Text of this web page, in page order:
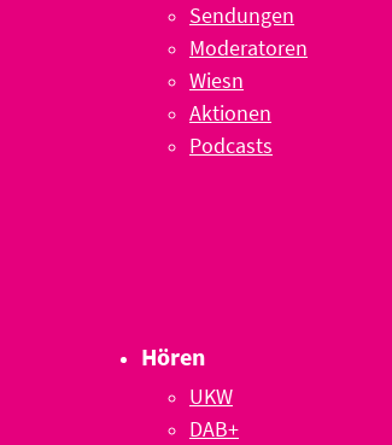
Sendungen
Moderatoren
Wiesn
Aktionen
Podcasts
Hören
UKW
DAB+